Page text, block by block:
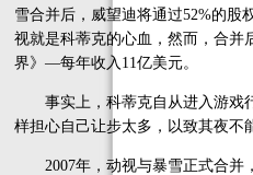
雪合并后，威望迪将通过52%的股
视就是科蒂克的心血，然而，合并
界》—每年收入11亿美元。
事实上，科蒂克自从进入游戏行
样担心自己让步太多，以致其夜不
2007年，动视与暴雪正式合并，